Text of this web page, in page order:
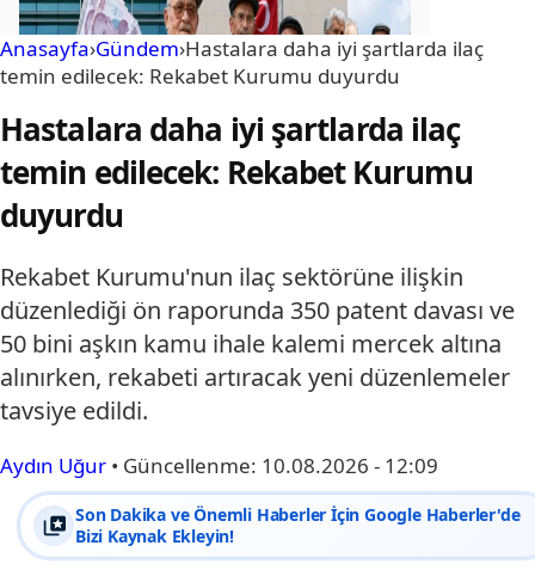
Anasayfa›Gündem›Hastalara daha iyi şartlarda ilaç
temin edilecek: Rekabet Kurumu duyurdu
Hastalara daha iyi şartlarda ilaç
temin edilecek: Rekabet Kurumu
duyurdu
Rekabet Kurumu'nun ilaç sektörüne ilişkin
düzenlediği ön raporunda 350 patent davası ve
50 bini aşkın kamu ihale kalemi mercek altına
alınırken, rekabeti artıracak yeni düzenlemeler
tavsiye edildi.
Aydın Uğur • Güncellenme: 10.08.2026 - 12:09
Son Dakika ve Önemli Haberler İçin Google Haberler'de
Bizi Kaynak Ekleyin!